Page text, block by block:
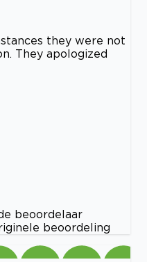
they were not
They apologized
beoordelaar
beoordeling